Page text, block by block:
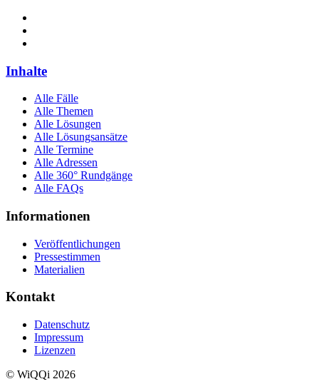
Inhalte
Alle Fälle
Alle Themen
Alle Lösungen
Alle Lösungsansätze
Alle Termine
Alle Adressen
Alle 360° Rundgänge
Alle FAQs
Informationen
Veröffentlichungen
Pressestimmen
Materialien
Kontakt
Datenschutz
Impressum
Lizenzen
© WiQQi 2026